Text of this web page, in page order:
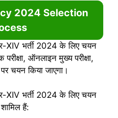
2024 Selection
XIV भर्ती 2024 के लिए चयन
ऑनलाइन मुख्य परीक्षा,
चयन किया जाएगा।
XIV भर्ती 2024 के लिए चयन
हैं: